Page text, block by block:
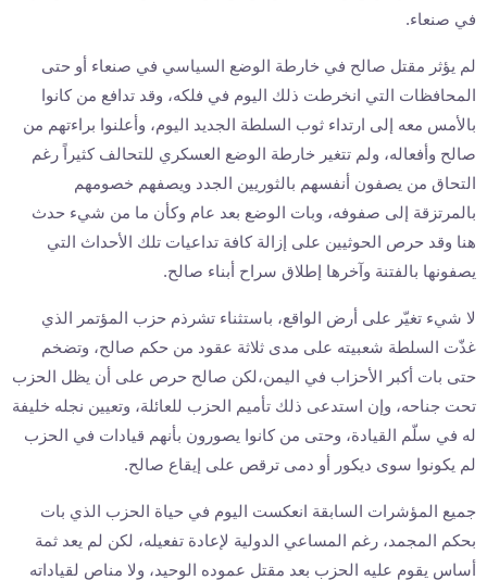
في صنعاء.
لم يؤثر مقتل صالح في خارطة الوضع السياسي في صنعاء أو حتى
المحافظات التي انخرطت ذلك اليوم في فلكه، وقد تدافع من كانوا
بالأمس معه إلى ارتداء ثوب السلطة الجديد اليوم، وأعلنوا براءتهم من
صالح وأفعاله، ولم تتغير خارطة الوضع العسكري للتحالف كثيراً رغم
التحاق من يصفون أنفسهم بالثوريين الجدد ويصفهم خصومهم
بالمرتزقة إلى صفوفه، وبات الوضع بعد عام وكأن ما من شيء حدث
هنا وقد حرص الحوثيين على إزالة كافة تداعيات تلك الأحداث التي
يصفونها بالفتنة وآخرها إطلاق سراح أبناء صالح.
لا شيء تغيّر على أرض الواقع، باستثناء تشرذم حزب المؤتمر الذي
غذّت السلطة شعبيته على مدى ثلاثة عقود من حكم صالح، وتضخم
حتى بات أكبر الأحزاب في اليمن،لكن صالح حرص على أن يظل الحزب
تحت جناحه، وإن استدعى ذلك تأميم الحزب للعائلة، وتعيين نجله خليفة
له في سلّم القيادة، وحتى من كانوا يصورون بأنهم قيادات في الحزب
لم يكونوا سوى ديكور أو دمى ترقص على إيقاع صالح.
جميع المؤشرات السابقة انعكست اليوم في حياة الحزب الذي بات
بحكم المجمد، رغم المساعي الدولية لإعادة تفعيله، لكن لم يعد ثمة
أساس يقوم عليه الحزب بعد مقتل عموده الوحيد، ولا مناص لقياداته